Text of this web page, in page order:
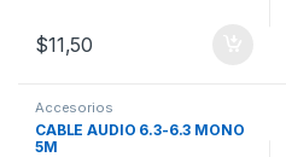
$11,50
Accesorios
CABLE AUDIO 6.3-6.3 MONO
5M